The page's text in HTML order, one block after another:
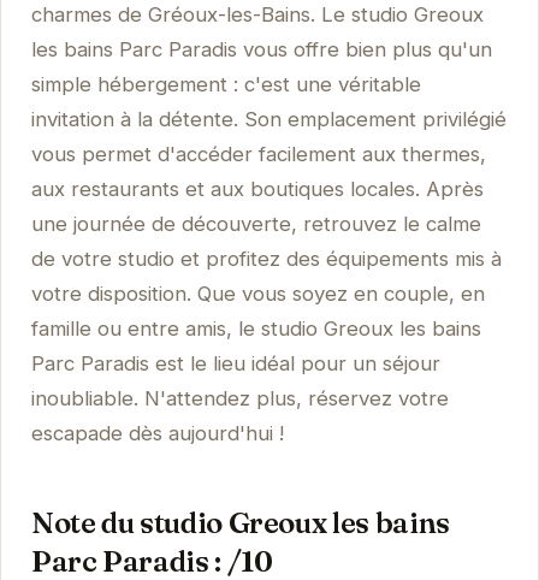
charmes de Gréoux-les-Bains. Le studio Greoux
les bains Parc Paradis vous offre bien plus qu'un
simple hébergement : c'est une véritable
invitation à la détente. Son emplacement privilégié
vous permet d'accéder facilement aux thermes,
aux restaurants et aux boutiques locales. Après
une journée de découverte, retrouvez le calme
de votre studio et profitez des équipements mis à
votre disposition. Que vous soyez en couple, en
famille ou entre amis, le studio Greoux les bains
Parc Paradis est le lieu idéal pour un séjour
inoubliable. N'attendez plus, réservez votre
escapade dès aujourd'hui !
Note du studio Greoux les bains
Parc Paradis : /10